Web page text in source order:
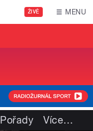
ŽIVĚ MENU
Pořady Více…